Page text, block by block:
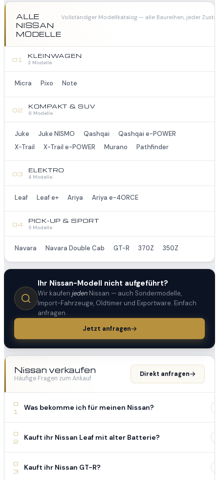
ALLE
NISSAN
MODELLE
Vollständiger Modellkatalog — alle Baureihen, jeder
01 KLEINWAGEN
3 Modelle
Micra Pixo Note
02 KOMPAKT & SUV
8 Modelle
Juke Juke NISMO Qashqai Qashqai e-POWER
X-Trail X-Trail e-POWER Murano Pathfinder
03 ELEKTRO
4 Modelle
Leaf Leaf e+ Ariya Ariya e-4ORCE
04 PICK-UP & SPORT
5 Modelle
Navara Navara Double Cab GT-R 370Z 350Z
Ihr Nissan-Modell nicht aufgeführt?
Wir kaufen jeden Nissan — auch Sondermodelle,
Import-Fahrzeuge, Oldtimer und Exportware. Einfach
anfragen.
Jetzt anfragen
Nissan verkaufen
Häufige Fragen zum Ankauf
Direkt anfragen
0
1
Was bekomme ich für meinen Nissan?
0
2
Kauft ihr Nissan Leaf mit alter Batterie?
0
3
Kauft ihr Nissan GT-R?